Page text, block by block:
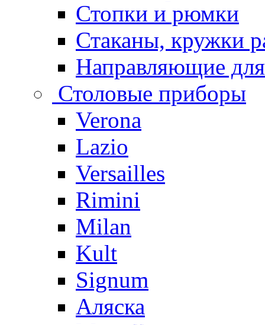
Стопки и рюмки
Стаканы, кружки
Направляющие
Столовые приборы
Verona
Lazio
Versailles
Rimini
Milan
Kult
Signum
Аляска